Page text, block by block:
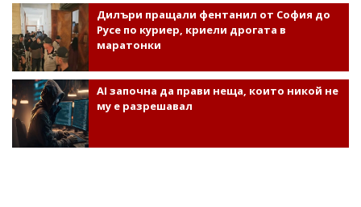
Дилъри пращали фентанил от София до
Русе по куриер, криели дрогата в
маратонки
AI започна да прави неща, които никой не
му е разрешавал